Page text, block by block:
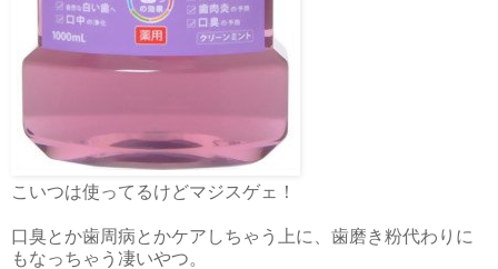
こいつは使ってるけどマジスゲェ！
口臭とか歯周病とかケアしちゃう上に、歯磨き粉代わりに
もなっちゃう凄いやつ。